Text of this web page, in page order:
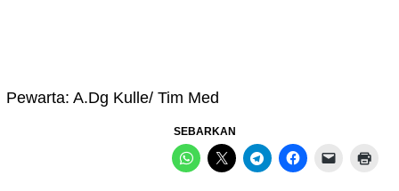
Pewarta: A.Dg Kulle/ Tim Med
SEBARKAN